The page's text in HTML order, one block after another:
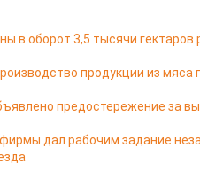
в оборот 3,5 тысячи
продукции из
предостережение за
дал рабочим задание